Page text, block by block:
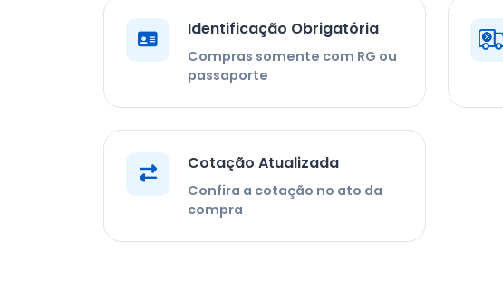
Identificação Obrigatória
Compras somente com RG ou
passaporte
Cotação Atualizada
Confira a cotação no ato da
compra